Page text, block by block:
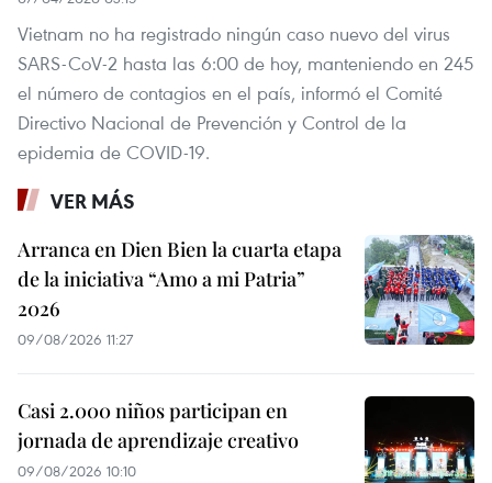
Vietnam no ha registrado ningún caso nuevo del virus
SARS-CoV-2 hasta las 6:00 de hoy, manteniendo en 245
el número de contagios en el país, informó el Comité
Directivo Nacional de Prevención y Control de la
epidemia de COVID-19.
VER MÁS
Arranca en Dien Bien la cuarta etapa
de la iniciativa “Amo a mi Patria”
2026
09/08/2026 11:27
Casi 2.000 niños participan en
jornada de aprendizaje creativo
09/08/2026 10:10